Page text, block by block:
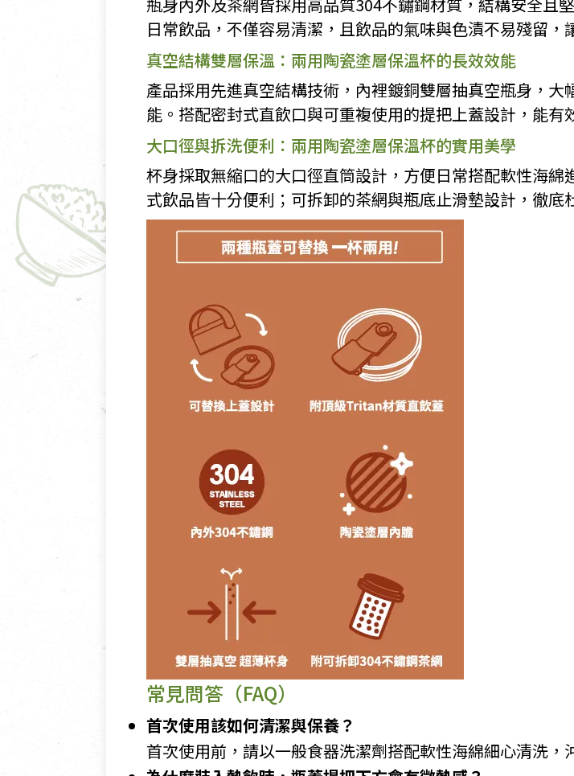
日常飲品，不僅容易清潔，且飲品的氣味與色漬不易殘留，
真空結構雙層保溫：兩用陶瓷塗層保溫杯的長效效能
產品採用先進真空結構技術，內裡鍍銅雙層抽真空瓶身，
能。搭配密封式直飲口與可重複使用的提把上蓋設計，能
大口徑與拆洗便利：兩用陶瓷塗層保溫杯的實用美學
杯身採取無縮口的大口徑直筒設計，方便日常搭配軟性海
式飲品皆十分便利；可拆卸的茶網與瓶底止滑墊設計，徹底
常見問答（FAQ）
首次使用該如何清潔與保養？
首次使用前，請以一般食器洗潔劑搭配軟性海綿細心清洗，